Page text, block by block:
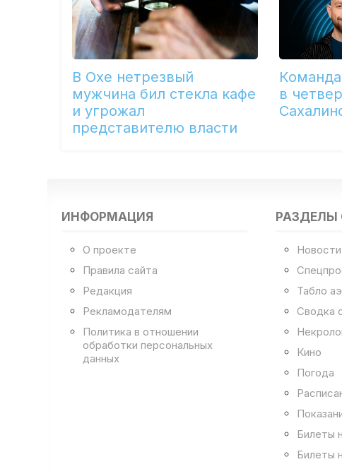
В Охе нетрезвый
мужчина бил стекла кафе
и угрожал
представителю власти
в
ИНФОРМАЦИЯ
О проекте
Правила сайта
Редакция
Рекламодателям
Политика в отношении
обработки персональных
данных
РАЗДЕЛЫ
Новости
Табло
Сводка
Кино
Погода
Билеты
Билеты